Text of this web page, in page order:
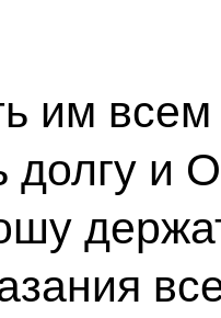
им
долгу и